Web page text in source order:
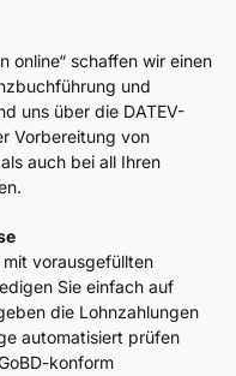
schaffen wir einen
und
uns über die DATEV-
Vorbereitung von
auch bei all Ihren
mit vorausgefüllten
Sie einfach auf
die Lohnzahlungen
automatisiert prüfen
konform